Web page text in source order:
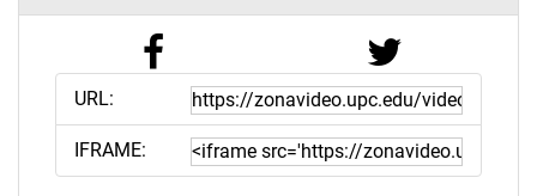
URL:
IFRAME: